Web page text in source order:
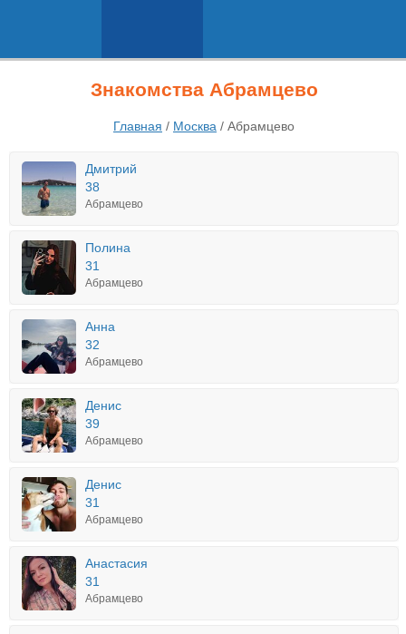
Знакомства Абрамцево
Главная / Москва / Абрамцево
Дмитрий
38
Абрамцево
Полина
31
Абрамцево
Анна
32
Абрамцево
Денис
39
Абрамцево
Денис
31
Абрамцево
Анастасия
31
Абрамцево